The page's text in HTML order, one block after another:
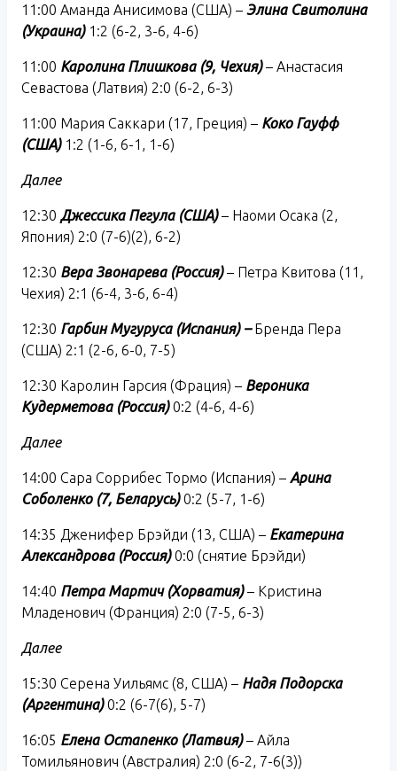
11:00 Аманда Анисимова (США) – Элина Свитолина
(Украина)1:2 (6-2, 3-6, 4-6)
11:00 Каролина Плишкова (9, Чехия)– Анастасия
Севастова (Латвия) 2:0 (6-2, 6-3)
11:00 Мария Саккари (17, Греция) – Коко Гауфф
(США)1:2 (1-6, 6-1, 1-6)
Далее
12:30 Джессика Пегула (США)– Наоми Осака (2,
Япония) 2:0 (7-6)(2), 6-2)
12:30 Вера Звонарева (Россия) – Петра Квитова (11,
Чехия) 2:1 (6-4, 3-6, 6-4)
12:30 Гарбин Мугуруса (Испания) –Бренда Пера
(США) 2:1 (2-6, 6-0, 7-5)
12:30 Каролин Гарсия (Фрация) – Вероника
Кудерметова (Россия)0:2 (4-6, 4-6)
Далее
14:00 Сара Соррибес Тормо (Испания) – Арина
Соболенко (7, Беларусь)0:2 (5-7, 1-6)
14:35 Дженифер Брэйди (13, США) – Екатерина
Александрова (Россия)0:0 (снятие Брэйди)
14:40 Петра Мартич (Хорватия)– Кристина
Младенович (Франция) 2:0 (7-5, 6-3)
Далее
15:30 Серена Уильямс (8, США) – Надя Подорска
(Аргентина) 0:2 (6-7(6), 5-7)
16:05 Елена Остапенко (Латвия) – Айла
Томильянович (Австралия) 2:0 (6-2, 7-6(3))